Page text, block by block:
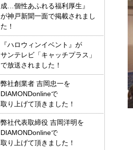
成…個性あふれる福利厚生』
が神戸新聞一面で掲載されまし
た！
『ハロウィンイベント』が
サンテレビ「キャッチプラス」
で放送されました！
弊社創業者 吉岡忠一を
DIAMONDonlineで
取り上げて頂きました！
弊社代表取締役 吉岡洋明を
DIAMONDonlineで
取り上げて頂きました！